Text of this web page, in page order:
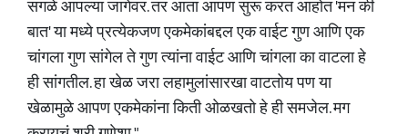
सगळे आपल्या जागेवर. तर आता आपण सुरू करत आहोत 'मन की
बात' या मध्ये प्रत्येकजण एकमेकांबद्दल एक वाईट गुण आणि एक
चांगला गुण सांगेल ते गुण त्यांना वाईट आणि चांगला का वाटला हे
ही सांगतील. हा खेळ जरा लहामुलांसारखा वाटतोय पण या
खेळामुळे आपण एकमेकांना किती ओळखतो हे ही समजेल. मग